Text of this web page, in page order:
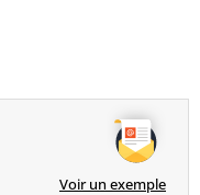
Voir un exemple